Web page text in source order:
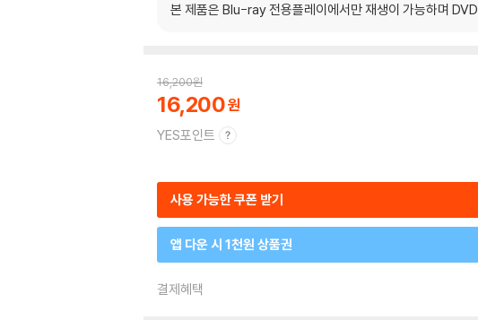
본 제품은 Blu-ray 전용플레이에서만 재생이 가능하며
16,200원
16,200
YES포인트
사용 가능한 쿠폰 받기
앱 다운 시 1천원 상품권
결제혜택